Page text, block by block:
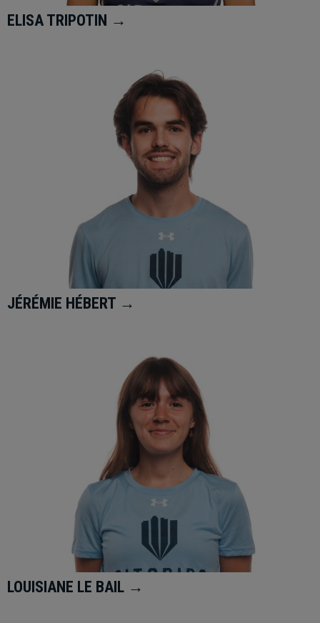
ELISA TRIPOTIN →
JÉRÉMIE HÉBERT →
LOUISIANE LE BAIL →